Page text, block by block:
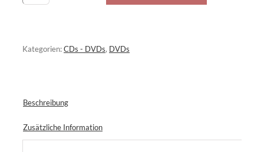
Menge
Kategorien:CDs - DVDs, DVDs
Beschreibung
Zusätzliche Information